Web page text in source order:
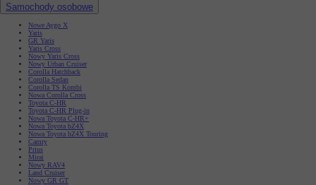
Samochody osobowe
Nowe Aygo X
Yaris
GR Yaris
Yaris Cross
Nowy Yaris Cross
Nowy Urban Cruiser
Corolla Hatchback
Corolla Sedan
Corolla TS Kombi
Nowa Corolla Cross
Toyota C-HR
Toyota C-HR Plug-in
Nowa Toyota C-HR+
Nowa Toyota bZ4X
Nowa Toyota bZ4X Touring
Camry
Prius
Mirai
Nowy RAV4
Land Cruiser
Nowy GR GT